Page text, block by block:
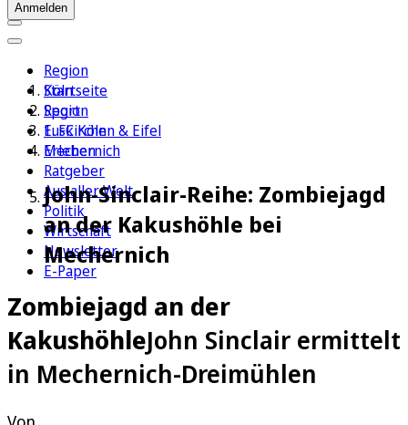
Anmelden
Region
Köln
Sport
1. FC Köln
Erleben
Ratgeber
Aus aller Welt
Politik
Wirtschaft
Newsletter
E-Paper
Startseite
Region
Euskirchen & Eifel
Mechernich
John-Sinclair-Reihe: Zombiejagd
an der Kakushöhle bei
Mechernich
Zombiejagd an der
KakushöhleJohn Sinclair ermittelt
in Mechernich-Dreimühlen